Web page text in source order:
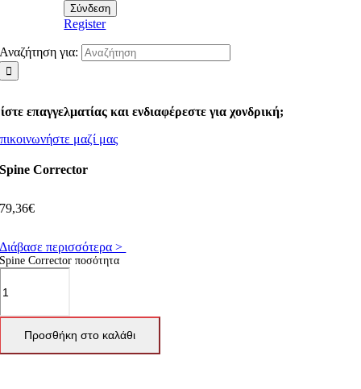
Register
Αναζήτηση για:
επαγγελματίας και ενδιαφέρεστε για χονδρική;
μαζί μας
Spine Corrector
79,36€
Διάβασε περισσότερα >
Spine Corrector ποσότητα
Προσθήκη στο καλάθι